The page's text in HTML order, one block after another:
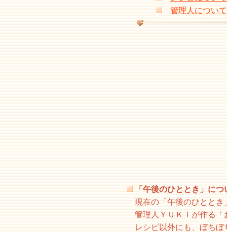
管理人について
「午後のひととき」につ
現在の「午後のひととき
管理人ＹＵＫＩが作る
レシピ以外にも、ぼち